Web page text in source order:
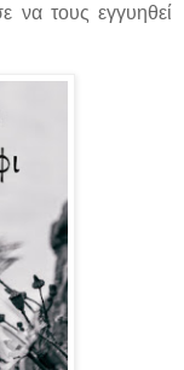
να τους εγγυηθεί